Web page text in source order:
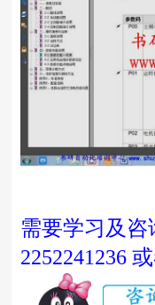
需要学习及咨
2252241236